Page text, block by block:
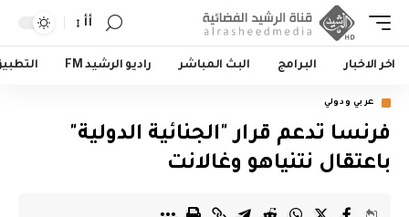
أأ
اخر الاخبار البرامج البث المباشر راديو الرشيد FM
عربي ودولي
فرنسا تدعم قرار "الجنائية الدولية"
باعتقال نتنياهو وغالانت